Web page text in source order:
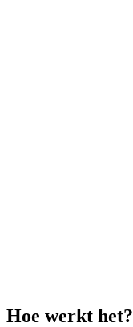
Hoe werkt het?